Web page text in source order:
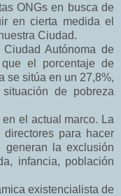
ONGs en busca de
en cierta medida el
Ciudad.
Autónoma de
el porcentaje de
se sitúa en un 27,8%,
de pobreza
el actual marco. La
para hacer
generan la exclusión
infancia, población
existencialista de